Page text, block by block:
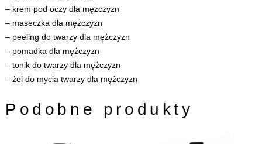
– krem pod oczy dla mężczyzn
– maseczka dla mężczyzn
– peeling do twarzy dla mężczyzn
– pomadka dla mężczyzn
– tonik do twarzy dla mężczyzn
– żel do mycia twarzy dla mężczyzn
Podobne produkty